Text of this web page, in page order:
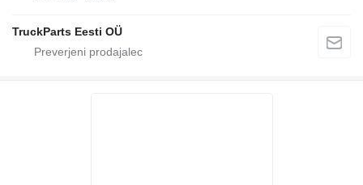
TruckParts Eesti OÜ